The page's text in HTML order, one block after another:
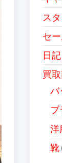
ス
セ
日記
買
バ
ブ
洋
靴